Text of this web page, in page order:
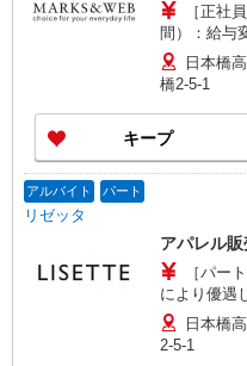
［正社
間）：給与
日本橋
橋2-5-1
キープ
アルバイト パート
リゼッタ
アパレル
［パー
により優遇
日本橋
2-5-1